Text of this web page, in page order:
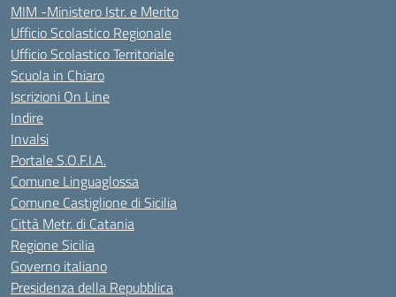
MIM -Ministero Istr. e Merito
Ufficio Scolastico Regionale
Ufficio Scolastico Territoriale
Scuola in Chiaro
Iscrizioni On Line
Indire
Invalsi
Portale S.O.F.I.A.
Comune Linguaglossa
Comune Castiglione di Sicilia
Città Metr. di Catania
Regione Sicilia
Governo italiano
Presidenza della Repubblica